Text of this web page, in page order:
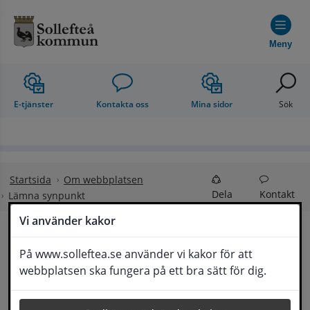
Vi använder kakor
På www.solleftea.se använder vi kakor för att
webbplatsen ska fungera på ett bra sätt för dig.
Meny
E-tjänster Kontakta oss Mina sidor Sök
Startsida
Om webbplatsen
Lämna synpunkt
Dela Kontakt
Lämna synpunkt
Här kan du lämna synpunkter, förslag och